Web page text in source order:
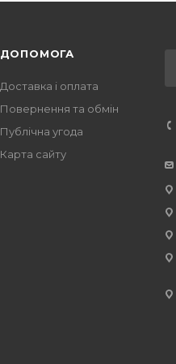
ДОПОМОГА
Доставка і оплата
Повернення та обмін
Публічна угода
Карта сайту